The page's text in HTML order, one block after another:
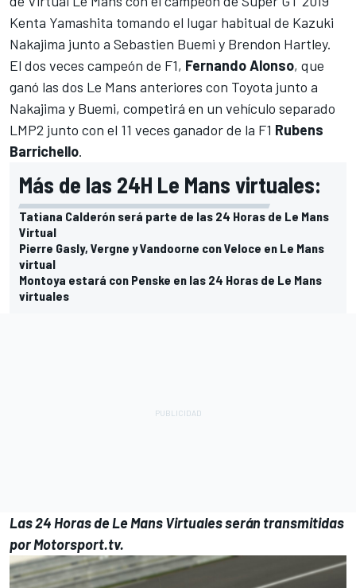
Kenta Yamashita tomando el lugar habitual de Kazuki
Nakajima junto a Sebastien Buemi y Brendon Hartley.
El dos veces campeón de F1, Fernando Alonso, que
ganó las dos Le Mans anteriores con Toyota junto a
Nakajima y Buemi, competirá en un vehículo separado
LMP2 junto con el 11 veces ganador de la F1 Rubens
Barrichello.
Más de las 24H Le Mans virtuales:
Tatiana Calderón será parte de las 24 Horas de Le Mans
Virtual
Pierre Gasly, Vergne y Vandoorne con Veloce en Le Mans
virtual
Montoya estará con Penske en las 24 Horas de Le Mans
virtuales
Las 24 Horas de Le Mans Virtuales serán transmitidas
porMotorsport.tv.